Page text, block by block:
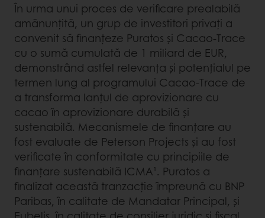
În urma unui proces de verificare prealabilă
amănunțită, un grup de investitori privați a
convenit să finanțeze Puratos și Cacao-Trace
cu o sumă cumulată de 1 miliard de EUR,
demonstrând astfel relevanța și potențialul pe
termen lung al programului Cacao-Trace de
a transforma lanțul de aprovizionare cu
cacao în aprovizionare durabilă și
sustenabilă. Mecanismele de finanțare au
fost evaluate de Peterson Projects și au fost
verificate în conformitate cu principiile de
finanțare sustenabilă ICMA¹. Puratos a
finalizat această tranzacție împreună cu BNP
Paribas, în calitate de Mandatar Principal, și